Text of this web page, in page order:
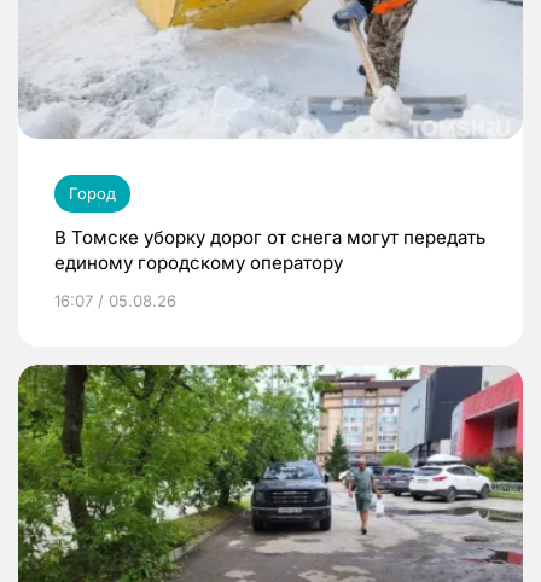
Город
В Томске уборку дорог от снега могут передать
единому городскому оператору
16:07 / 05.08.26